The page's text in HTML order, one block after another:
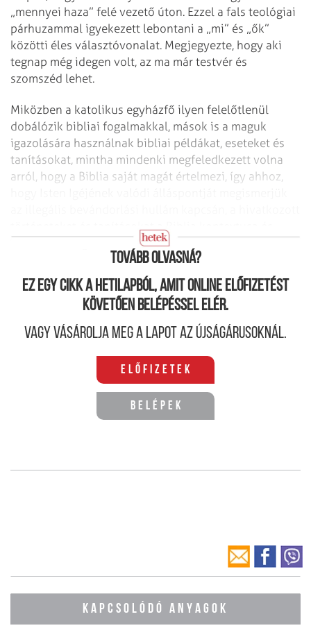
„mennyei haza” felé vezető úton. Ezzel a fals teológiai
párhuzammal igyekezett lebontani a „mi” és „ők”
közötti éles választóvonalat. Megjegyezte, hogy aki
tegnap még idegen volt, az ma már testvér és
szomszéd lehet.
Miközben a katolikus egyházfő ilyen felelőtlenül
dobálózik bibliai fogalmakkal, mások is a maguk
igazolására használnak bibliai példákat, eseteket és
tanításokat, mintha mindenki megfeledkezett volna
arról, hogy a Biblia saját magát értelmezi, így ahhoz,
szellemi közege mentén kell értelmezni.
Tovább olvasná?
Ez egy cikk a hetilapból, amit online előfizetést
követően belépéssel elér.
Vagy vásárolja meg a lapot az újságárusoknál.
Előfizetek
Belépek
KAPCSOLÓDÓ ANYAGOK